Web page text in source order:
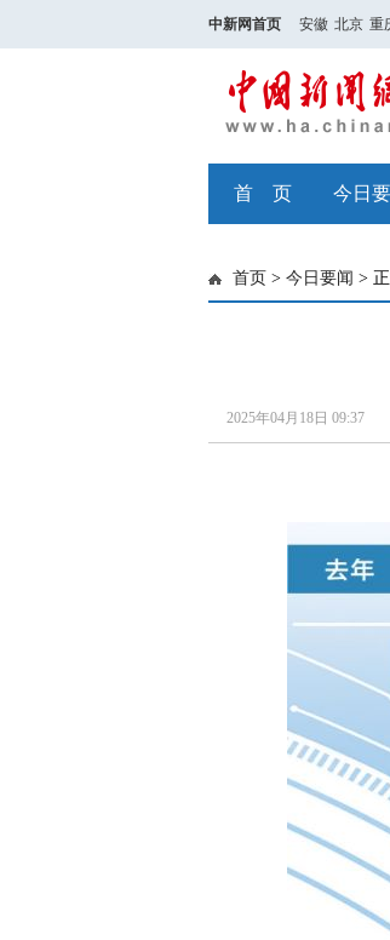
中新网首页 安徽 北京 重
首 页 今日
首页 > 今日要闻 >
2025年04月18日 09:37